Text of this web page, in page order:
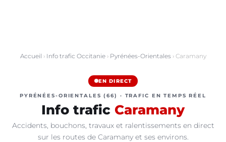
Accueil › Info trafic Occitanie› Pyrénées-Orientales› Caramany
EN DIRECT
PYRÉNÉES-ORIENTALES (66) · TRAFIC EN TEMPS RÉEL
Info trafic Caramany
Accidents, bouchons, travaux et ralentissements en direct
sur les routes de Caramany et ses environs.